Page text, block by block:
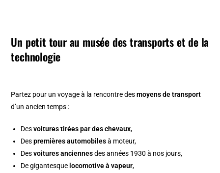
Un petit tour au musée des transports et de la
technologie
Partez pour un voyage à la rencontre desmoyens de transport
d’un ancien temps :
Desvoitures tirées par des chevaux,
Despremières automobilesà moteur,
Desvoitures anciennesdes années 1930 à nos jours,
De gigantesque locomotive à vapeur,